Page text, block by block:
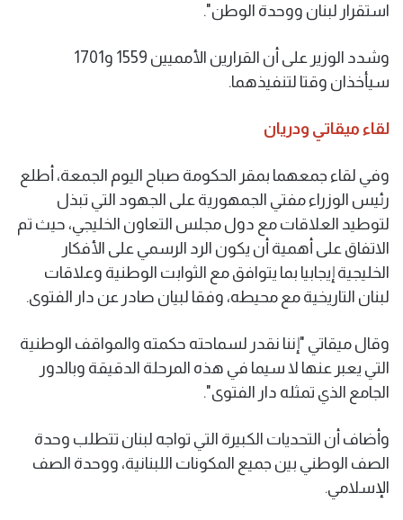
استقرار لبنان ووحدة الوطن".
وشدد الوزير على أن القرارين الأمميين 1559 و1701
سيأخذان وقتا لتنفيذهما.
لقاء ميقاتي ودريان
وفي لقاء جمعهما بمقر الحكومة صباح اليوم الجمعة، أطلع
رئيس الوزراء مفتي الجمهورية على الجهود التي تبذل
لتوطيد العلاقات مع دول مجلس التعاون الخليجي، حيث تم
الاتفاق على أهمية أن يكون الرد الرسمي على الأفكار
الخليجية إيجابيا بما يتوافق مع الثوابت الوطنية وعلاقات
لبنان التاريخية مع محيطه، وفقا لبيان صادر عن دار الفتوى.
وقال ميقاتي "إننا نقدر لسماحته حكمته والمواقف الوطنية
التي يعبر عنها لا سيما في هذه المرحلة الدقيقة وبالدور
الجامع الذي تمثله دار الفتوى".
وأضاف أن التحديات الكبيرة التي تواجه لبنان تتطلب وحدة
الصف الوطني بين جميع المكونات اللبنانية، ووحدة الصف
الإسلامي.